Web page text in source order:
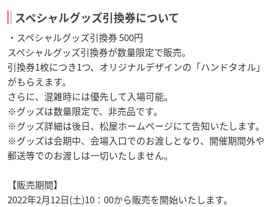
スペシャルグッズ引換券について
・スペシャルグッズ引換券 500円
スペシャルグッズ引換券が数量限定で販売。
引換券1枚につき1つ、オリジナルデザインの「ハンドタオル」
がもらえます。
さらに、混雑時には優先して入場可能。
※グッズは数量限定で、非売品です。
※グッズ詳細は後日、松屋ホームページにて告知いたします。
※グッズは会期中、会場入口でのお渡しとなり、開催期間外や
郵送等でのお渡しは一切いたしません。
【販売期間】
2022年2月12日(土)10：00から販売を開始いたします。